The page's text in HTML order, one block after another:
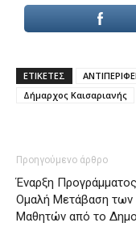
ΕΤΙΚΕΤΕΣ
Δήμαρχος Καισαριανής
Προηγούμενο άρθρο
Έναρξη
Ομαλή Μετάβαση των
Μαθητών από το